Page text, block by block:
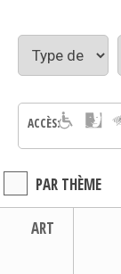
ACCÈS:
PAR THÈME
ART